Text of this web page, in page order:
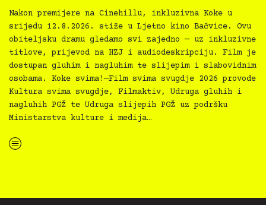
Nakon premijere na Cinehillu, inkluzivna Koke u
srijedu 12.8.2026. stiže u Ljetno kino Bačvice. Ovu
obiteljsku dramu gledamo svi zajedno — uz inkluzivne
titlove, prijevod na HZJ i audiodeskripciju. Film je
dostupan gluhim i nagluhim te slijepim i slabovidnim
osobama. Koke svima!—Film svima svugdje 2026 provode
Kultura svima svugdje, Filmaktiv, Udruga gluhih i
nagluhih PGŽ te Udruga slijepih PGŽ uz podršku
Ministarstva kulture i medija…
“Koke svima — inkluzivna Film svima x Kino Mediteran projekcija u Ljetnom kinu Bačvice”